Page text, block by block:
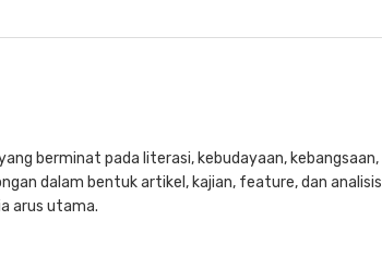
berminat pada literasi, kebudayaan, kebangsaan,
dalam bentuk artikel, kajian, feature, dan analisis
arus utama.